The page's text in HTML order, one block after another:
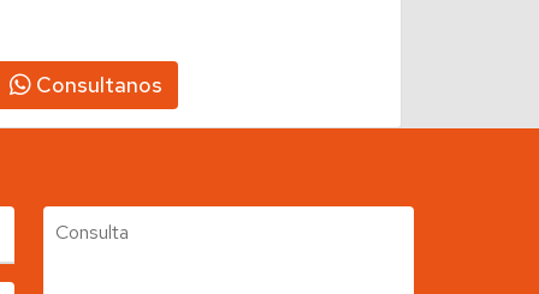
Consultanos